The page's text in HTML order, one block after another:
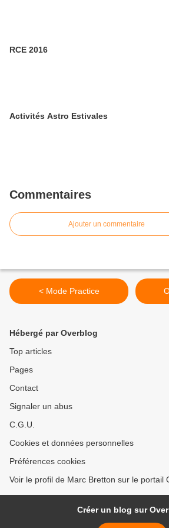
RCE 2016
Activités Astro Estivales
Commentaires
Ajouter un commentaire
< Mode Practice
Hébergé par Overblog
Top articles
Pages
Contact
Signaler un abus
C.G.U.
Cookies et données personnelles
Préférences cookies
Voir le profil de Marc Bretton sur le portail
Créer un blog sur